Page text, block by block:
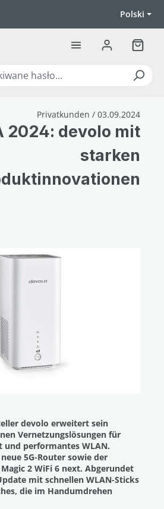
Polski
Privatkunden / 03.09.2024
2024: devolo mit
starken
devolo erweitert sein
Vernetzungslösungen für
performantes WLAN.
5G-Router sowie der
2 WiFi 6 next. Abgerundet
mit schnellen WLAN-Sticks
die im Handumdrehen